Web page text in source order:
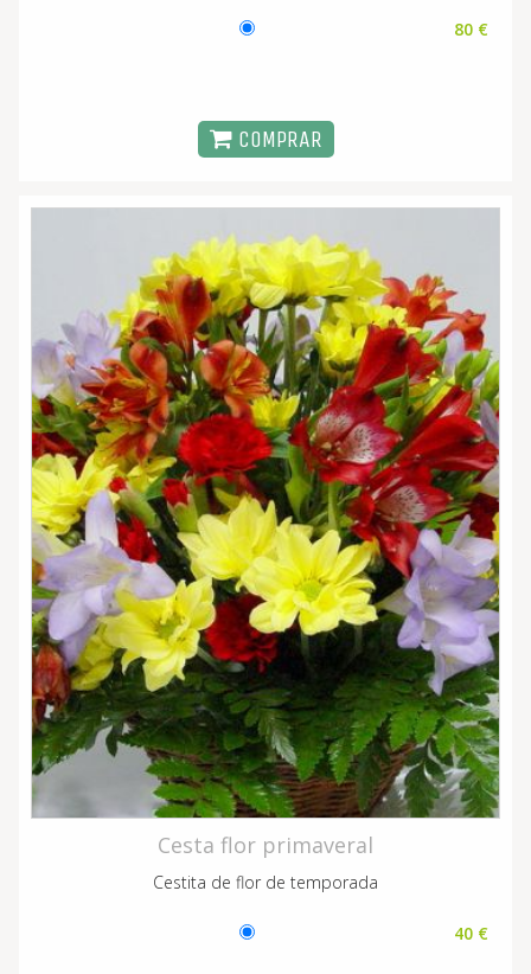
80 €
COMPRAR
Cesta flor primaveral
Cestita de flor de temporada
40 €